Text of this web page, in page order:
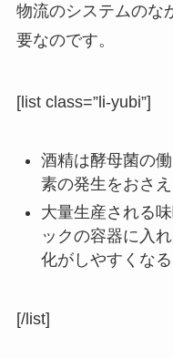
物流のシステムのな
要なのです。
[list class=”li-yubi”]
酒精は酵母菌の
素の発生をおさ
大量生産される
ックの容器に入
化がしやすくなる
[/list]